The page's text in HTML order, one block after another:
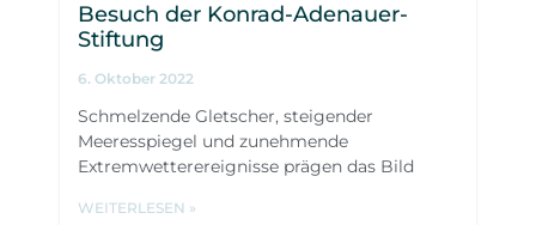
Besuch der Konrad-Adenauer-
Stiftung
6. Oktober 2022
Schmelzende Gletscher, steigender
Meeresspiegel und zunehmende
Extremwetterereignisse prägen das Bild
WEITERLESEN »